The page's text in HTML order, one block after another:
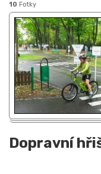
10 Fotky
Dopravní